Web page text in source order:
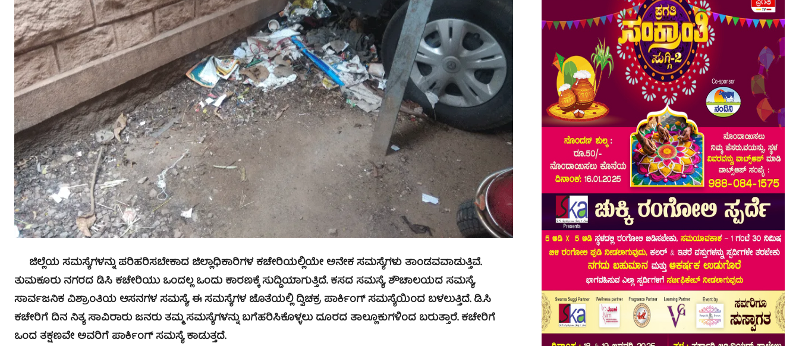
ಜಿಲ್ಲೆಯ ಸಮಸ್ಯೆಗಳನ್ನು ಪರಿಹರಿಸಬೇಕಾದ ಜಿಲ್ಲಾಧಿಕಾರಿಗಳ ಕಚೇರಿಯಲ್ಲಿಯೇ ಅನೇಕ ಸಮಸ್ಯೆಗಳು ತಾಂಡವವಾಡುತ್ತಿವೆ.
ತುಮಕೂರು ನಗರದ ಡಿಸಿ ಕಚೇರಿಯು ಒಂದಲ್ಲ ಒಂದು ಕಾರಣಕ್ಕೆ ಸುದ್ದಿಯಾಗುತ್ತಿದೆ. ಕಸದ ಸಮಸ್ಯೆ, ಶೌಚಾಲಯದ ಸಮಸ್ಯೆ,
ಸಾರ್ವಜನಿಕ ವಿಶ್ರಾಂತಿಯ ಆಸನಗಳ ಸಮಸ್ಯೆ, ಈ ಸಮಸ್ಯೆಗಳ ಜೊತೆಯಲ್ಲಿ ದ್ವಿಚಕ್ರ ಪಾರ್ಕಿಂಗ್ ಸಮಸ್ಯೆಯಿಂದ ಬಳಲುತ್ತಿದೆ. ಡಿ.ಸಿ
ಕಚೇರಿಗೆ ದಿನ ನಿತ್ಯ ಸಾವಿರಾರು ಜನರು ತಮ್ಮ ಸಮಸ್ಯೆಗಳನ್ನು ಬಗೆಹರಿಸಿಕೊಳ್ಳಲು ದೂರದ ತಾಲ್ಲೂಕುಗಳಿಂದ ಬರುತ್ತಾರೆ. ಕಚೇರಿಗೆ
ಒಂದ ತಕ್ಷಣವೇ ಅವರಿಗೆ ಪಾರ್ಕಿಂಗ್ ಸಮಸ್ಯೆ ಕಾಡುತ್ತದೆ.